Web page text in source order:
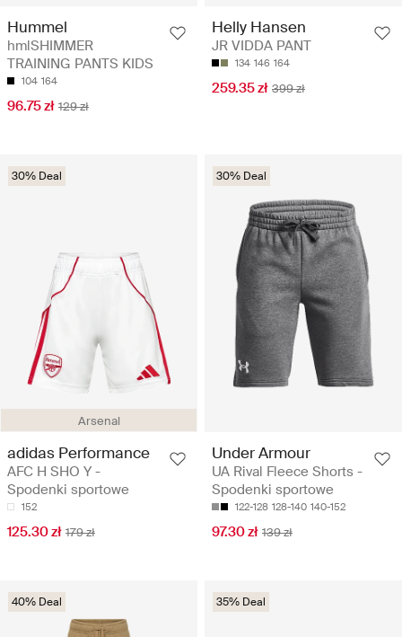
Hummel
hmlSHIMMER
TRAINING PANTS KIDS
104 164
96.75 zł 129 zł
Helly Hansen
JR VIDDA PANT
134 146 164
259.35 zł 399 zł
Arsenal
30% Deal
adidas Performance
AFC H SHO Y -
Spodenki sportowe
152
125.30 zł 179 zł
30% Deal
Under Armour
UA Rival Fleece Shorts -
Spodenki sportowe
122-128 128-140 140-152
97.30 zł 139 zł
40% Deal 35% Deal